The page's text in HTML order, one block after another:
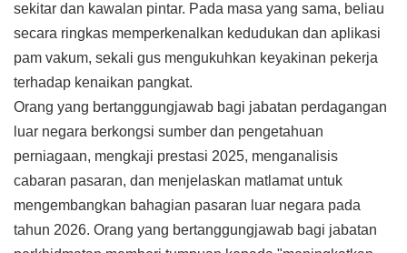
sekitar dan kawalan pintar. Pada masa yang sama, beliau
secara ringkas memperkenalkan kedudukan dan aplikasi
pam vakum, sekali gus mengukuhkan keyakinan pekerja
terhadap kenaikan pangkat.
Orang yang bertanggungjawab bagi jabatan perdagangan
luar negara berkongsi sumber dan pengetahuan
perniagaan, mengkaji prestasi 2025, menganalisis
cabaran pasaran, dan menjelaskan matlamat untuk
mengembangkan bahagian pasaran luar negara pada
tahun 2026. Orang yang bertanggungjawab bagi jabatan